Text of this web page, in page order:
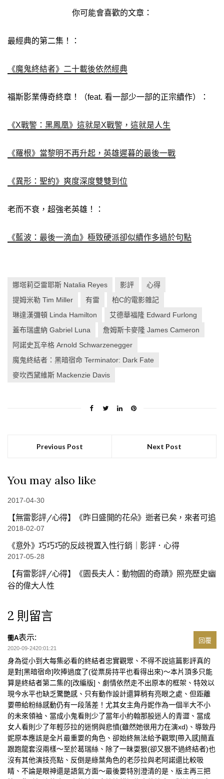
你可能會喜歡的文章：
最經典的第二集！：
《魔鬼終結者》二十載後依然經典
福斯影業傳奇終章！（feat. 看一部少一部的正宗續作）：
《X戰警：黑鳳凰》這就是X戰警，這就是人生
《羅根》當黎明不再升起，英雄遲暮的最後一戰
《異形：聖約》爽度深度雙雙到位
老而不衰，超強老英雄！：
《藍波：最後一滴血》極致硬派卻似續作多過於句點
娜塔莉亞雷耶斯 Natalia Reyes 影評
心得
提姆米勒 Tim Miller
有雷
柏C的電影雜記
琳達漢彌頓 Linda Hamilton
艾德華福隆 Edward Furlong
蓋布瑞盧納 Gabriel Luna
詹姆斯卡麥隆 James Cameron
阿諾史瓦辛格 Arnold Schwarzenegger
魔鬼終結者：黑暗宿命 Terminator: Dark Fate
麥坎西黛維斯 Mackenzie Davis
Previous Post Next Post
You may also like
2017-04-30
【無雷影評/心得】《昨日盛開的花朵》逝者已矣，來者可追
2018-02-07
《意外》巧巧巧的反歧視置入性行銷｜影評．心得
2017-05-28
【有雷影評/心得】《園長夫人：動物園的奇蹟》照亮歷史幽
谷的偉大人性
2 則留言
衝A表示:
2020-09-2420:01:21
身為從小到大每集必看的終結者忠實觀眾、不得不說這篇影評真的
是對[黑暗宿命]吹捧過度了(從票房持平也看得出來)～本片頂多只能
算是終結者第二集的[改編版]、劇情依然走不出原本的框架、特效以
現今水平也缺乏驚艷感、只有動作設計還算稍有亮眼之處、但距離
要帶給粉絲感動仍有一段落差！尤其女主角丹妮作為一個半大不小
的未來領袖、當成小鬼看則少了當年小約翰那股迷人的青澀、當成
女人看則少了年輕莎拉的迷惘與悲憤(雖然她很用力在演xd)、導致丹
妮原本應該是全片最重要的角色、卻始終無法給予觀眾[帶入感]簡直
跟跑龍套沒兩樣～至於葛瑞絲、除了一昧耍狠(卻又狠不過終結者)也
沒有其他演技亮點、反倒是綠葉角色的老莎拉與老阿諾還比較吸
睛、不論是眼神還是語氣方面～最後要特別澄清的是、版主再三把
回覆